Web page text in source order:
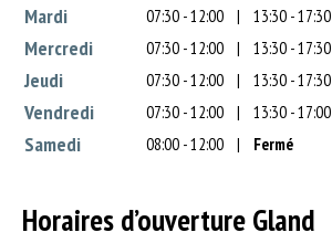
Mardi 07:30 - 12:00 | 13:30 - 17:30
Mercredi 07:30 - 12:00 | 13:30 - 17:30
Jeudi 07:30 - 12:00 | 13:30 - 17:30
Vendredi 07:30 - 12:00 | 13:30 - 17:00
Samedi 08:00 - 12:00 | Fermé
Horaires d’ouverture Gland